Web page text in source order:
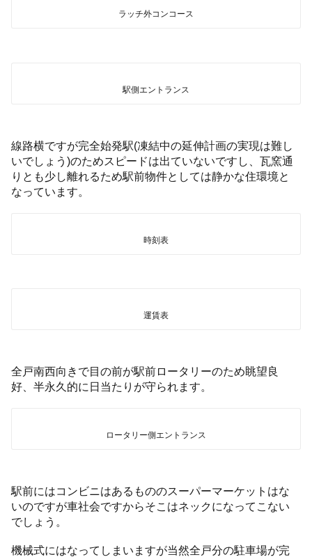
ラッチ外コンコース
駅側エントランス
線路横ですが完全始発駅(凍結中の延伸計画の実現は難し
いでしょう)のためスピードは出ていないですし、瓦窯通
りとも少し離れるため駅前物件としては静かな住環境と
なっています。
時刻表
運賃表
全戸南西向きで目の前が駅前ロータリーのため眺望良
好、半永久的に日当たりが守られます。
ロータリー側エントランス
駅前にはコンビニはあるもののスーパーマーケットはな
いのですが車社会ですからそこはネックになってこない
でしょう。
機械式にはなってしまいますが当然全戸分の駐車場が完